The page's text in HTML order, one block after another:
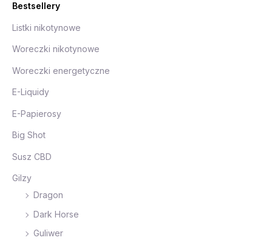
Bestsellery
Listki nikotynowe
Woreczki nikotynowe
Woreczki energetyczne
E-Liquidy
E-Papierosy
Big Shot
Susz CBD
Gilzy
Dragon
Dark Horse
Guliwer